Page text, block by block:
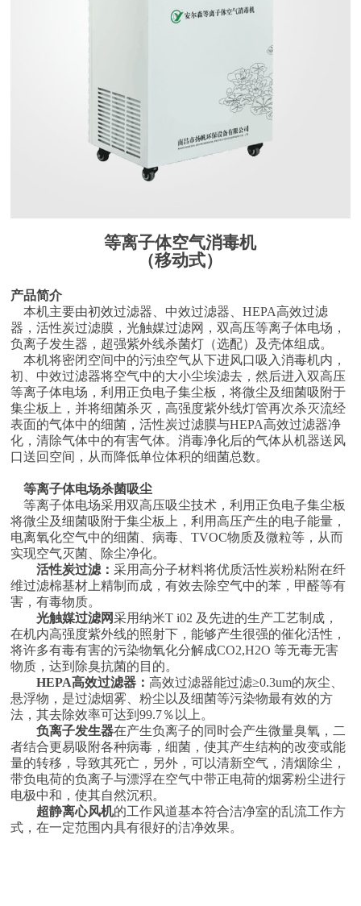
等离子体空气消毒机
（移动式）
产品简介
本机主要由初效过滤器、中效过滤器、HEPA高效过滤
器，活性炭过滤膜，光触媒过滤网，双高压等离子体电场，
负离子发生器，超强紫外线杀菌灯（选配）及壳体组成。
本机将密闭空间中的污浊空气从下进风口吸入消毒机内，
初、中效过滤器将空气中的大小尘埃滤去，然后进入双高压
等离子体电场，利用正负电子集尘板，将微尘及细菌吸附于
集尘板上，并将细菌杀灭，高强度紫外线灯管再次杀灭流经
表面的气体中的细菌，活性炭过滤膜与HEPA高效过滤器净
化，清除气体中的有害气体。消毒净化后的气体从机器送风
口送回空间，从而降低单位体积的细菌总数。
等离子体电场杀菌吸尘
等离子体电场采用双高压吸尘技术，利用正负电子集尘板
将微尘及细菌吸附于集尘板上，利用高压产生的电子能量，
电离氧化空气中的细菌、病毒、TVOC物质及微粒等，从而
实现空气灭菌、除尘净化。
活性炭过滤：采用高分子材料将优质活性炭粉粘附在纤
维过滤棉基材上精制而成，有效去除空气中的苯，甲醛等有
害，有毒物质。
光触媒过滤网采用纳米T i02 及先进的生产工艺制成，
在机内高强度紫外线的照射下，能够产生很强的催化活性，
将许多有毒有害的污染物氧化分解成CO2,H2O等无毒无害
物质，达到除臭抗菌的目的。
HEPA高效过滤器：高效过滤器能过滤≥0.3um的灰尘、
悬浮物，是过滤烟雾、粉尘以及细菌等污染物最有效的方
法，其去除效率可达到99.7％以上。
负离子发生器在产生负离子的同时会产生微量臭氧，二
者结合更易吸附各种病毒，细菌，使其产生结构的改变或能
量的转移，导致其死亡，另外，可以清新空气，清烟除尘，
带负电荷的负离子与漂浮在空气中带正电荷的烟雾粉尘进行
电极中和，使其自然沉积。
超静离心风机的工作风道基本符合洁净室的乱流工作方
式，在一定范围内具有很好的洁净效果。